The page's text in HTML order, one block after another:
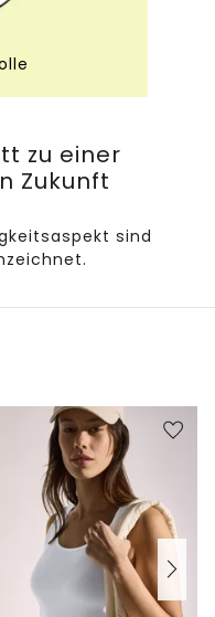
zu einer
Zukunft
sind